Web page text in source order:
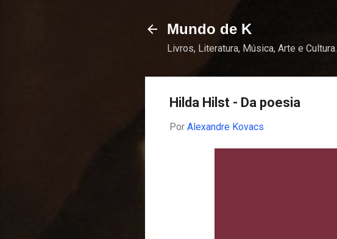
Mundo de K
Livros, Literatura, Música, Arte e Cultura.
Hilda Hilst - Da poesia
Por Alexandre Kovacs